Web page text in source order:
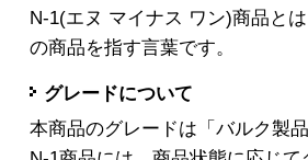
N-1(エヌ マイナス ワン)商品と
の商品を指す言葉です。
グレードについて
本商品のグレードは「バルク製